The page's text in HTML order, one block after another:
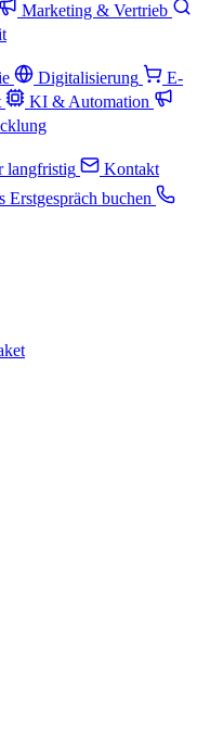
Marketing & Vertrieb
Digitalisierung
E-
KI & Automation
langfristig
Kontakt
Erstgespräch buchen